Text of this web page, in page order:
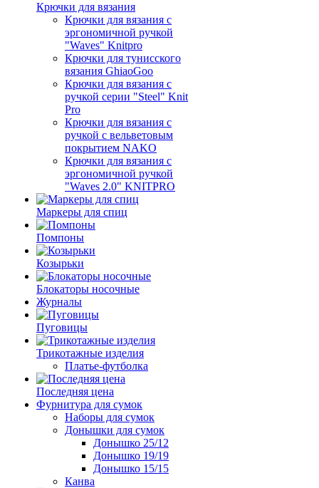
Крючки для вязания
Крючки для вязания с
эргономичной ручкой
"Waves" Knitpro
Крючки для тунисского
вязания GhiaoGoo
Крючки для вязания с
ручкой серии "Steel" Knit
Pro
Крючки для вязания с
ручкой с вельветовым
покрытием NAKO
Крючки для вязания с
эргономичной ручкой
"Waves 2.0" KNITPRO
Маркеры для спиц
Помпоны
Козырьки
Блокаторы носочные
Журналы
Пуговицы
Трикотажные изделия
Платье-футболка
Последняя цена
Фурнитура для сумок
Наборы для сумок
Донышки для сумок
Донышко 25/12
Донышко 19/19
Донышко 15/15
Канва